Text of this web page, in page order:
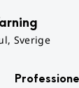
Sverige